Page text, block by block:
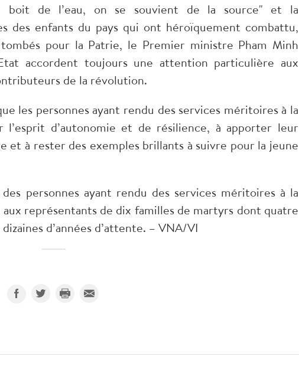
boit de l’eau, on se souvient de la source" et la
des enfants du pays qui ont héroïquement combattu,
pour la Patrie, le Premier ministre Pham Minh
accordent toujours une attention particulière aux
de la révolution.
les personnes ayant rendu des services méritoires à la
d’autonomie et de résilience, à apporter leur
et à rester des exemples brillants à suivre pour la jeune
personnes ayant rendu des services méritoires à la
représentants de dix familles de martyrs dont quatre
d’années d’attente. – VNA/VI